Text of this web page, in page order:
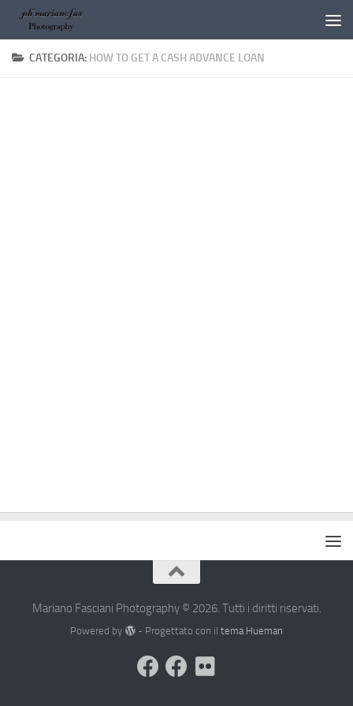
Salta al contenuto
CATEGORIA: HOW TO GET A CASH ADVANCE LOAN
Mariano Fasciani Photography © 2026. Tutti i diritti riservati.
Powered by - Progettato con il tema Hueman